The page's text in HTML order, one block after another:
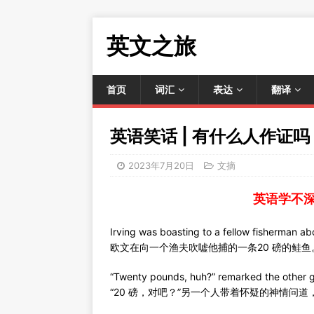
英文之旅
首页 词汇 表达 翻译
英语笑话 | 有什么人作证吗
2023年7月20日 文摘
英语学不
Irving was boasting to a fellow fisherman
欧文在向一个渔夫吹嘘他捕的一条20 磅的鲑鱼
“Twenty pounds, huh?” remarked the other
“20 磅，对吧？”另一个人带着怀疑的神情问道